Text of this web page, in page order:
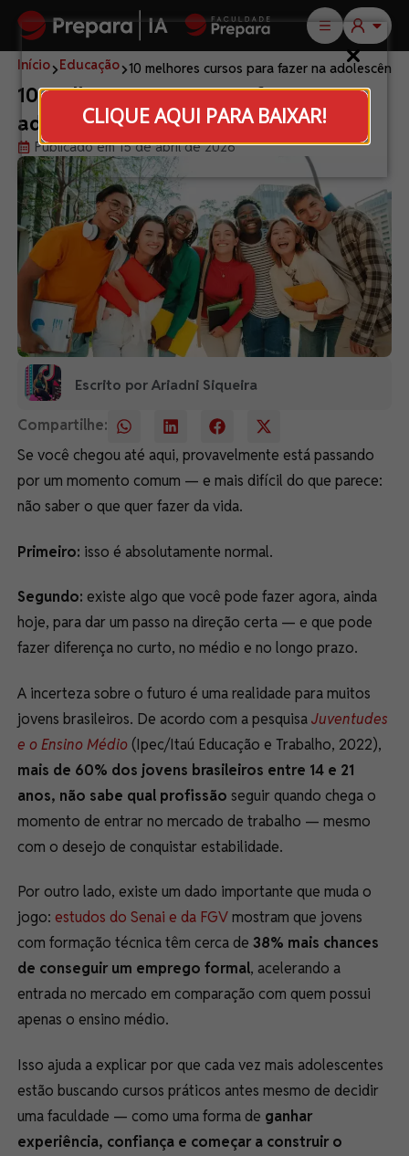
CLIQUE AQUI PARA BAIXAR!
Início Educação 10 melhores cursos para fazer na adolescência
10 melhores cursos para fazer na
adolescência
Publicado em 15 de abril de 2026
Escrito por Ariadni Siqueira
Compartilhe:
Se você chegou até aqui, provavelmente está passando
por um momento comum — e mais difícil do que parece:
não saber o que quer fazer da vida.
Primeiro: isso é absolutamente normal.
Segundo: existe algo que você pode fazer agora, ainda
hoje, para dar um passo na direção certa — e que pode
fazer diferença no curto, no médio e no longo prazo.
A incerteza sobre o futuro é uma realidade para muitos
jovens brasileiros. De acordo com a pesquisaJuventudes
e o Ensino Médio(Ipec/Itaú Educação e Trabalho, 2022),
mais de 60% dos jovens brasileiros entre 14 e 21
anos, não sabe qual profissão seguir quando chega o
momento de entrar no mercado de trabalho — mesmo
com o desejo de conquistar estabilidade.
Por outro lado, existe um dado importante que muda o
jogo: estudos do Senai e da FGVmostram que jovens
com formação técnica têm cerca de 38% mais chances
de conseguir um emprego formal, acelerando a
entrada no mercado em comparação com quem possui
apenas o ensino médio.
Isso ajuda a explicar por que cada vez mais adolescentes
estão buscando cursos práticos antes mesmo de decidir
uma faculdade — como uma forma de ganhar
experiência, confiança e começar a construir o